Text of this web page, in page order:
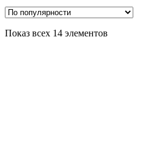
Показ всех 14 элементов